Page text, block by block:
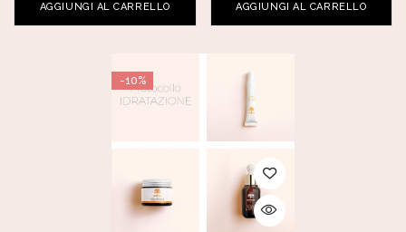
AGGIUNGI AL CARRELLO AGGIUNGI AL CARRELLO
-10%